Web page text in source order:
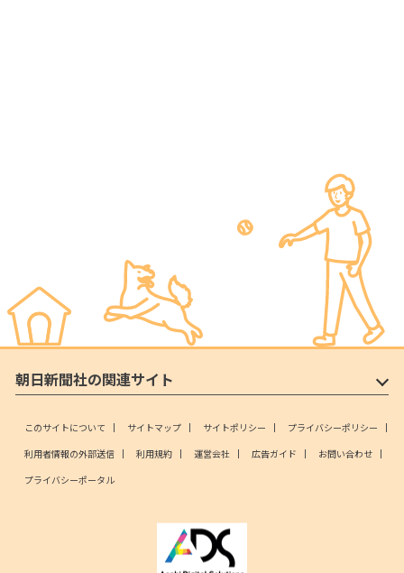
朝日新聞社の関連サイト
このサイトについて サイトマップ サイトポリシー
プライバシーポリシー
利用者情報の外部送信
利用規約 運営会社 広告ガイド
お問い合わせ
プライバシーポータル